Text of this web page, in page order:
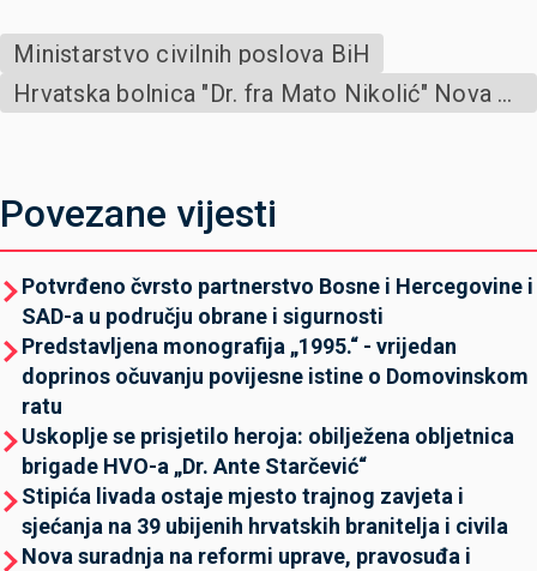
Ministarstvo civilnih poslova BiH
Hrvatska bolnica "Dr. fra Mato Nikolić" Nova Bila
Povezane vijesti
Potvrđeno čvrsto partnerstvo Bosne i Hercegovine i
SAD-a u području obrane i sigurnosti
Predstavljena monografija „1995.“ - vrijedan
doprinos očuvanju povijesne istine o Domovinskom
ratu
Uskoplje se prisjetilo heroja: obilježena obljetnica
brigade HVO-a „Dr. Ante Starčević“
Stipića livada ostaje mjesto trajnog zavjeta i
sjećanja na 39 ubijenih hrvatskih branitelja i civila
Nova suradnja na reformi uprave, pravosuđa i